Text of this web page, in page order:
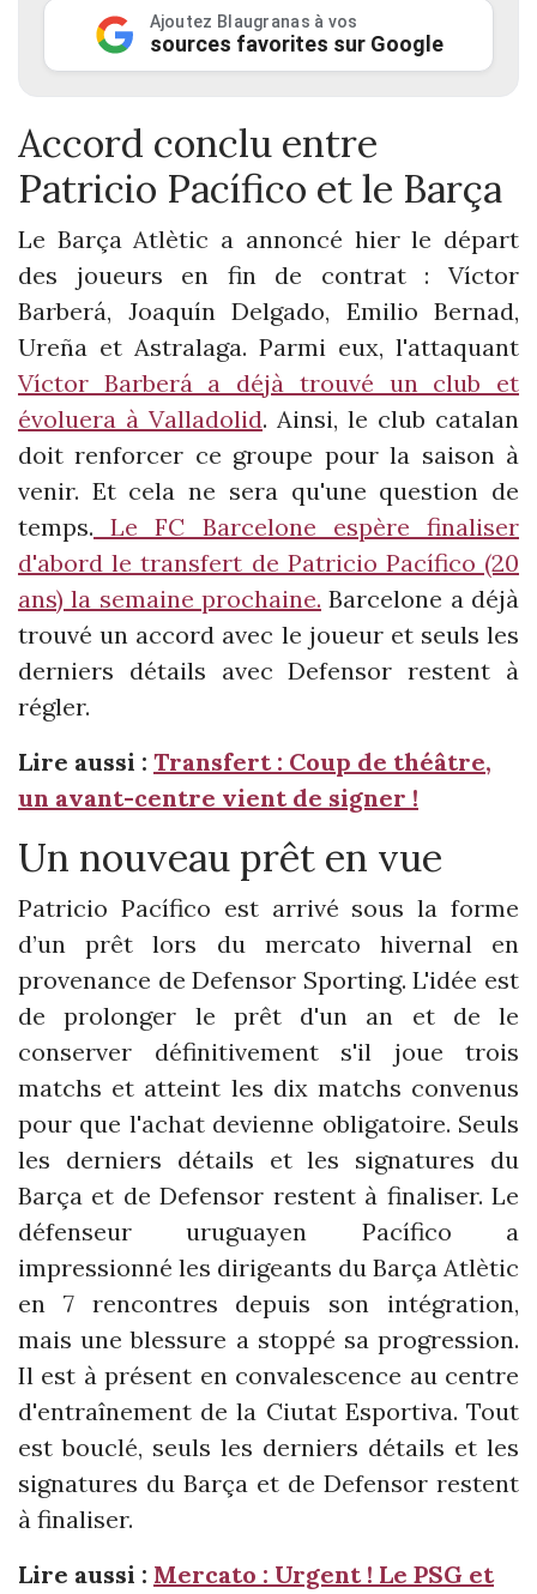
Ajoutez Blaugranas à vos
sources favorites sur Google
Accord conclu entre
Patricio Pacífico et le Barça
Le Barça Atlètic a annoncé hier le départ
des joueurs en fin de contrat : Víctor
Barberá, Joaquín Delgado, Emilio Bernad,
Ureña et Astralaga. Parmi eux, l'attaquant
Víctor Barberá a déjà trouvé un club et
évoluera à Valladolid. Ainsi, le club catalan
doit renforcer ce groupe pour la saison à
venir. Et cela ne sera qu'une question de
temps. Le FC Barcelone espère finaliser
d'abord le transfert de Patricio Pacífico (20
ans) la semaine prochaine. Barcelone a déjà
trouvé un accord avec le joueur et seuls les
derniers détails avec Defensor restent à
régler.
Lire aussi : Transfert : Coup de théâtre,
un avant-centre vient de signer !
Un nouveau prêt en vue
Patricio Pacífico est arrivé sous la forme
d’un prêt lors du mercato hivernal en
provenance de Defensor Sporting. L'idée est
de prolonger le prêt d'un an et de le
conserver définitivement s'il joue trois
matchs et atteint les dix matchs convenus
pour que l'achat devienne obligatoire. Seuls
les derniers détails et les signatures du
Barça et de Defensor restent à finaliser. Le
défenseur uruguayen Pacífico a
impressionné les dirigeants du Barça Atlètic
en 7 rencontres depuis son intégration,
mais une blessure a stoppé sa progression.
Il est à présent en convalescence au centre
d'entraînement de la Ciutat Esportiva. Tout
est bouclé, seuls les derniers détails et les
signatures du Barça et de Defensor restent
à finaliser.
Lire aussi : Mercato : Urgent ! Le PSG et